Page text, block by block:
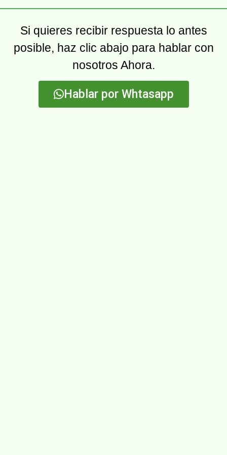
Si quieres recibir respuesta lo antes
posible, haz clic abajo para hablar con
nosotros Ahora.
Hablar por Whtasapp